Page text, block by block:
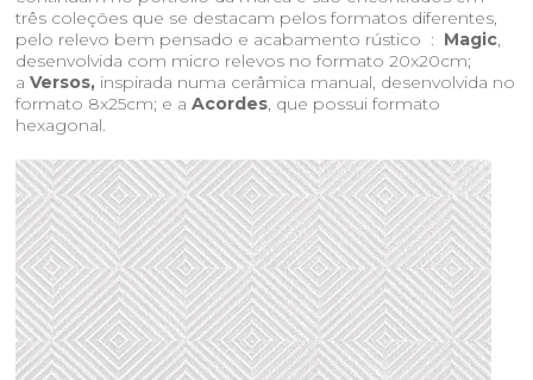
três coleções que se destacam pelos formatos diferentes,
pelo relevo bem pensado e acabamento rústico : Magic,
desenvolvida com micro relevos no formato 20x20cm;
aVersos, inspirada numa cerâmica manual, desenvolvida no
formato 8x25cm; e aAcordes, que possui formato
hexagonal.